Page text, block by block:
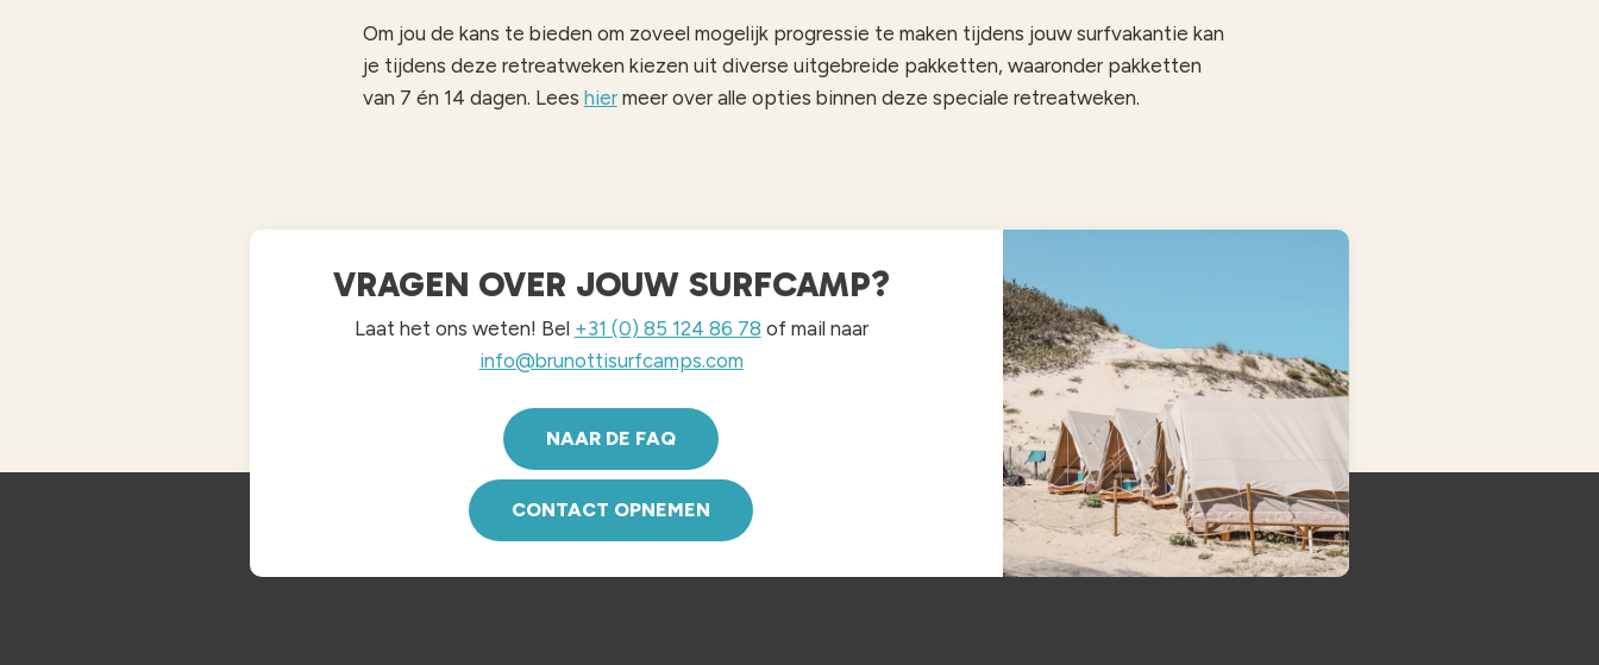
Om jou de kans te bieden om zoveel mogelijk progressie te maken tijdens jouw surfvakantie kan
je tijdens deze retreatweken kiezen uit diverse uitgebreide pakketten, waaronder pakketten
van 7 én 14 dagen. Lees hiermeer over alle opties binnen deze speciale retreatweken.
VRAGEN OVER JOUW SURFCAMP?
Laat het ons weten! Bel +31 (0) 85 124 86 78 of mail naar
info@brunottisurfcamps.com
NAAR DE FAQ
CONTACT OPNEMEN